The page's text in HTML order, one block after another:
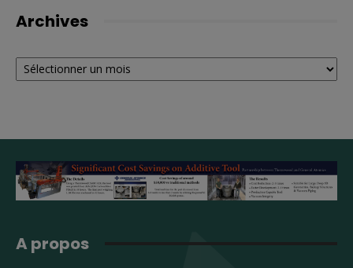
Archives
Archives
A propos